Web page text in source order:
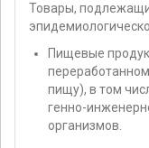
Товары,
Пищевые
пищу), в том
генно-
организмов.